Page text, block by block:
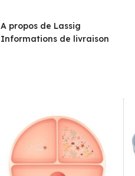
A propos de Lassig
Informations de livraison